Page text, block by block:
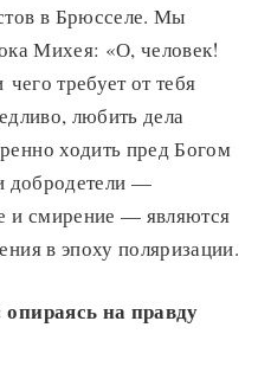
в Брюсселе. Мы
Михея: «О, человек!
требует от тебя
любить дела
ходить пред Богом
добродетели —
и смирение — являются
в эпоху поляризации.
на правду